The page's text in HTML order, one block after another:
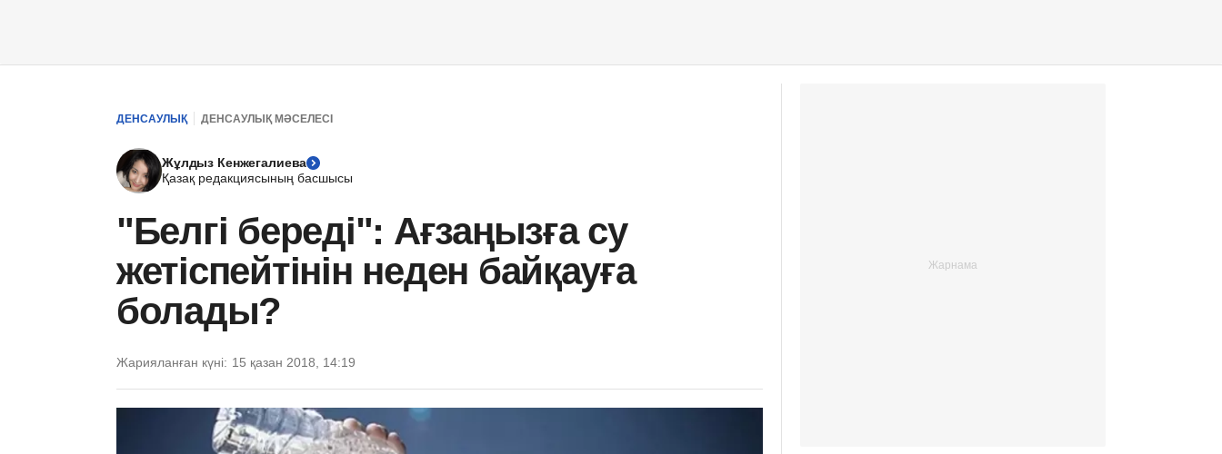
ДЕНСАУЛЫҚ ДЕНСАУЛЫҚ МӘСЕЛЕСІ
Жұлдыз Кенжегалиева
Қазақ редакциясының басшысы
"Белгі береді": Ағзаңызға су
жетіспейтінін неден байқауға
болады?
Жарияланған күні: 15 қазан 2018, 14:19